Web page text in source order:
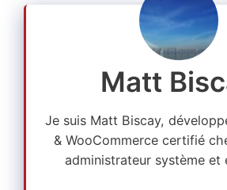
Matt
Je suis Matt Biscay,
& WooCommerce certifié
administrateur système et